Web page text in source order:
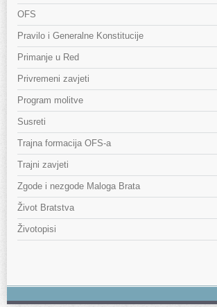
OFS
Pravilo i Generalne Konstitucije
Primanje u Red
Privremeni zavjeti
Program molitve
Susreti
Trajna formacija OFS-a
Trajni zavjeti
Zgode i nezgode Maloga Brata
Život Bratstva
Životopisi